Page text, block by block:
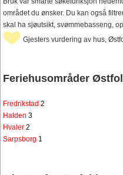
området du ønsker. Du kan også
skal ha sjøutsikt, svømmebasseng,
Gjesters vurdering av hus,
Feriehusområder
Fredrikstad 2
Halden 3
Hvaler 2
Sarpsborg 1